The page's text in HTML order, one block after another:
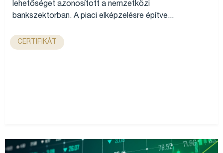
lehetőséget azonosított a nemzetközi
bankszektorban. A piaci elképzelésre építve...
CERTIFIKÁT